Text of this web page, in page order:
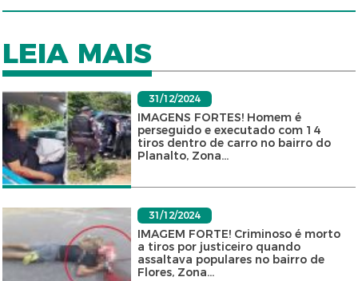
LEIA MAIS
31/12/2024
IMAGENS FORTES! Homem é
perseguido e executado com 14
tiros dentro de carro no bairro do
Planalto, Zona...
31/12/2024
IMAGEM FORTE! Criminoso é morto
a tiros por justiceiro quando
assaltava populares no bairro de
Flores, Zona...